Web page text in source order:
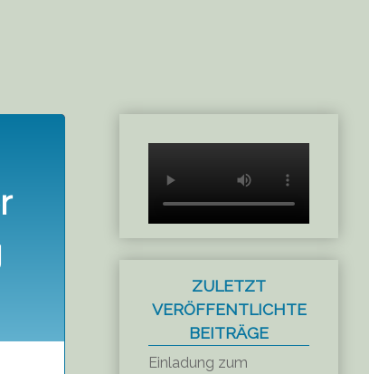
ZULETZT
VERÖFFENTLICHTE
BEITRÄGE
Einladung zum